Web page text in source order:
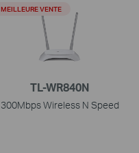
TL-WR840N
300Mbps Wireless N Speed
MEILLEURE VENTE